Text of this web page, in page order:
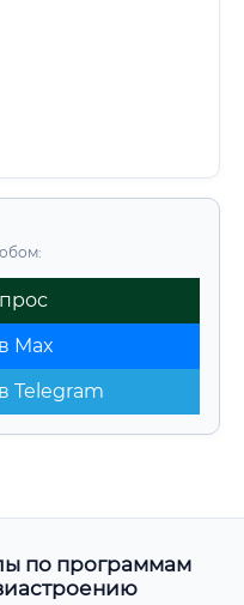
Max
Telegram
по программам